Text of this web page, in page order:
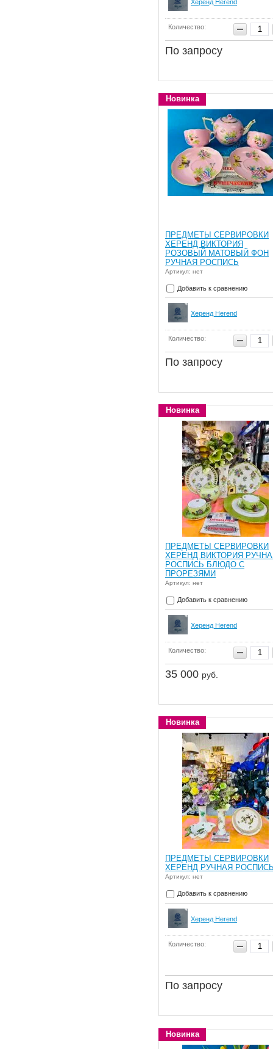
Херенд Herend
Количество:
По запросу
Новинка
ПРЕДМЕТЫ СЕРВИРОВКИ
ХЕРЕНД ВИКТОРИЯ
РОЗОВЫЙ МАТОВЫЙ ФОН
РУЧНАЯ РОСПИСЬ
Артикул: нет
Добавить к сравнению
Херенд Herend
Количество:
По запросу
Новинка
ПРЕДМЕТЫ СЕРВИРОВКИ
ХЕРЕНД ВИКТОРИЯ
РОСПИСЬ БЛЮДО С
ПРОРЕЗЯМИ
Артикул: нет
Добавить к сравнению
Херенд Herend
Количество:
35 000 руб.
Новинка
ПРЕДМЕТЫ СЕРВИРОВКИ
ХЕРЕНД РУЧНАЯ
Артикул: нет
Добавить к сравнению
Херенд Herend
Количество:
По запросу
Новинка